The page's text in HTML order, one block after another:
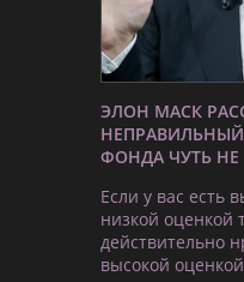
ЭЛОН МАСК
ФОНДА ЧУТЬ НЕ
Если у вас есть
низкой оценкой
действительно
высокой